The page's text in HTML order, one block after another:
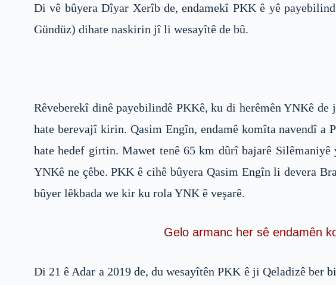
Di vê bûyera Dîyar Xerîb de, endamekî PKK ê yê
Gündüz) dihate naskirin jî li wesayîtê de bû.
Rêveberekî dinê payebilindê PKKê, ku di herêmên YNKê
hate berevajî kirin. Qasim Engîn, endamê komîta navendî
hate hedef girtin. Mawet tenê 65 km dûrî bajarê
YNKê ne çêbe. PKK ê cihê bûyera Qasim Engîn li devera
bûyer lêkbada we kir ku rola YNK ê veşarê.
Gelo armanc her sê endamên
Di 21 ê Adar a 2019 de, du wesayîtên PKK ê ji Qeladizê ber